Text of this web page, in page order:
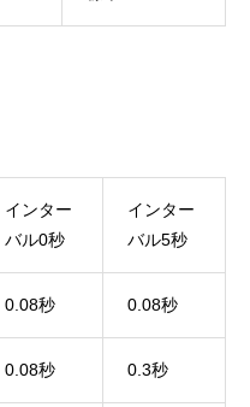
インター
バル0秒
インター
バル5秒
0.08秒 0.08秒
0.08秒 0.3秒